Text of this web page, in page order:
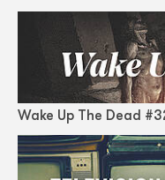
Wake Up The Dead